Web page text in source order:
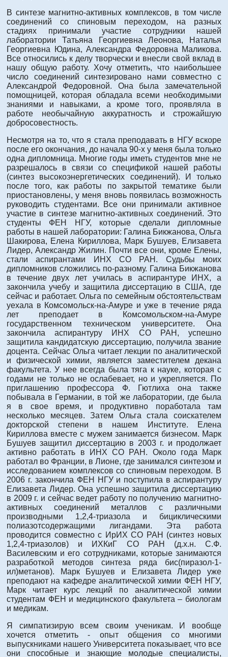
В синтезе магнитно-активных комплексов, в том числе
соединений со спиновым переходом, на разных
стадиях принимали участие сотрудники нашей
лаборатории Татьяна Георгиевна Леонова, Наталья
Георгиевна Юдина, Александра Федоровна Маликова.
Все относились к делу творчески и внесли свой вклад в
нашу общую работу. Хочу отметить, что наибольшее
число соединений синтезировано нами совместно с
Александрой Федоровной. Она была замечательной
помощницей, которая обладала всеми необходимыми
знаниями и навыками, а кроме того, проявляла в
работе необычайную аккуратность и строжайшую
добросовестность.
Несмотря на то, что я стала преподавать в НГУ вскоре
после его окончания, до начала 90-х у меня была только
одна дипломница. Многие годы иметь студентов мне не
разрешалось в связи со спецификой нашей работы
(синтез высокоэнергетических соединений). И только
после того, как работы по закрытой тематике были
приостановлены, у меня вновь появилась возможность
руководить студентами. Все они принимали активное
участие в синтезе магнитно-активных соединений. Это
студенты ФЕН НГУ, которые сделали дипломные
работы в нашей лаборатории: Галина Бикжанова, Ольга
Шакирова, Елена Кириллова, Марк Бушуев, Елизавета
Лидер, Александр Жилин. Почти все они, кроме Елены,
стали аспирантами ИНХ СО РАН. Судьбы моих
дипломников сложились по-разному. Галина Бикжанова
в течение двух лет училась в аспирантуре ИНХ, а
закончила учебу и защитила диссертацию в США, где
сейчас и работает. Ольга по семейным обстоятельствам
уехала в Комсомольск-на-Амуре и уже в течение ряда
лет преподает в Комсомольском-на-Амуре
государственном техническом университете. Она
закончила аспирантуру ИНХ СО РАН, успешно
защитила кандидатскую диссертацию, получила звание
доцента. Сейчас Ольга читает лекции по аналитической
и физической химии, является заместителем декана
факультета. У нее всегда была тяга к науке, которая с
годами не только не ослабевает, но и укрепляется. По
приглашению профессора Ф. Гютлиха она также
побывала в Германии, в той же лаборатории, где была
я в свое время, и продуктивно поработала там
несколько месяцев. Затем Ольга стала соискателем
докторской степени в нашем Институте. Елена
Кириллова вместе с мужем занимается бизнесом. Марк
Бушуев защитил диссертацию в 2003 г. и продолжает
активно работать в ИНХ СО РАН. Около года Марк
работал во Франции, в Лионе, где занимался синтезом и
исследованием комплексов со спиновым переходом. В
2006 г. закончила ФЕН НГУ и поступила в аспирантуру
Елизавета Лидер. Она успешно защитила диссертацию
в 2009 г. и сейчас ведет работу по получению магнитно-
активных соединений металлов с различными
производными 1,2,4-триазола и бициклическими
полиазотсодержащими лигандами. Эта работа
проводится совместно с ИрИХ СО РАН (синтез новых
1,2,4-триазолов) и ИХКиГ СО РАН (д.х.н. С.Ф.
Василевским и его сотрудниками, которые занимаются
разработкой методов синтеза ряда бис(пиразол-1-
ил)метанов). Марк Бушуев и Елизавета Лидер уже
преподают на кафедре аналитической химии ФЕН НГУ,
Марк читает курс лекций по аналитической химии
студентам ФЕН и медицинского факультета – биологам
и медикам.
Я симпатизирую всем своим ученикам. И вообще
хочется отметить - опыт общения со многими
выпускниками нашего Университета показывает, что все
они способные и знающие молодые специалисты,